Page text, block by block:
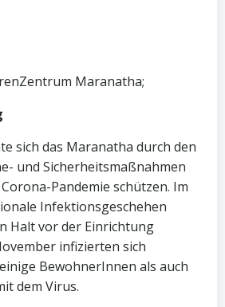
Maranatha;
sich das Maranatha durch den
und Sicherheitsmaßnahmen
Pandemie schützen. Im
Infektionsgeschehen
Halt vor der Einrichtung
infizierten sich
BewohnerInnen als auch
dem Virus.